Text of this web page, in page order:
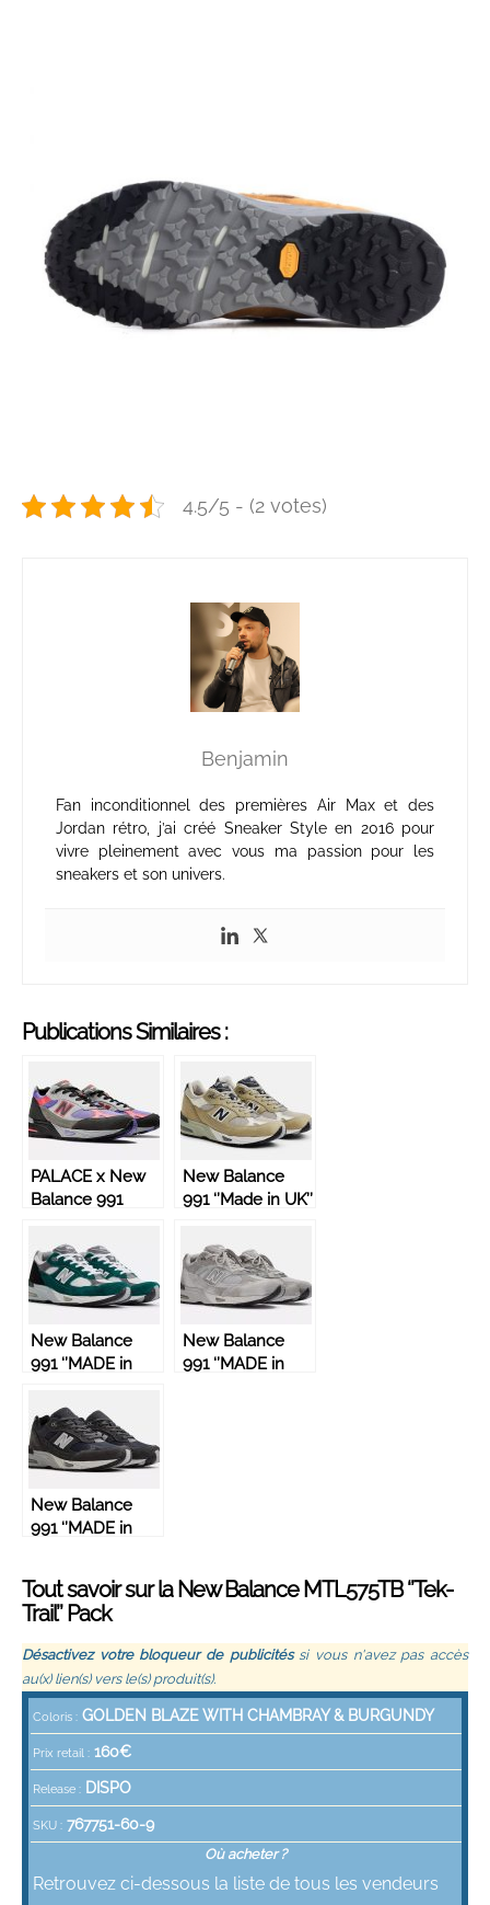
4.5/5 - (2 votes)
Benjamin
Fan inconditionnel des premières Air Max et des
Jordan rétro, j’ai créé Sneaker Style en 2016 pour
vivre pleinement avec vous ma passion pour les
sneakers et son univers.
Publications Similaires :
PALACE x New
Balance 991
Griffin/Ultra
Violet –
M991PLE
New Balance
991 ‘’Made in UK’’
M991BTN
New Balance
991 ‘’MADE in
Renaissance/Pacific
– M991TLK
New Balance
991 ‘’MADE in
New Balance
991 ‘’MADE in
Tout savoir sur la New Balance MTL575TB ‘’Tek-
Trail’’ Pack
Désactivez votre bloqueur de publicitéssi vous n'avez pas accès
au(x) lien(s) vers le(s) produit(s).
Coloris : GOLDEN BLAZE WITH CHAMBRAY & BURGUNDY
Prix retail : 160€
Release : DISPO
SKU : 767751-60-9
Où acheter ?
Retrouvez ci-dessous la liste de tous les vendeurs